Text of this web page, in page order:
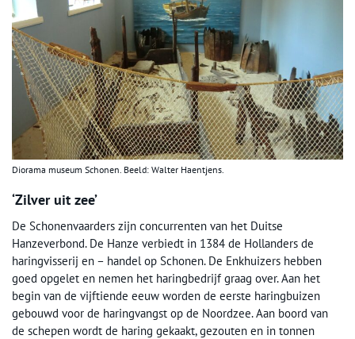
Diorama museum Schonen. Beeld: Walter Haentjens.
‘Zilver uit zee’
De Schonenvaarders zijn concurrenten van het Duitse
Hanzeverbond. De Hanze verbiedt in 1384 de Hollanders de
haringvisserij en – handel op Schonen. De Enkhuizers hebben
goed opgelet en nemen het haringbedrijf graag over. Aan het
begin van de vijftiende eeuw worden de eerste haringbuizen
gebouwd voor de haringvangst op de Noordzee. Aan boord van
de schepen wordt de haring gekaakt, gezouten en in tonnen